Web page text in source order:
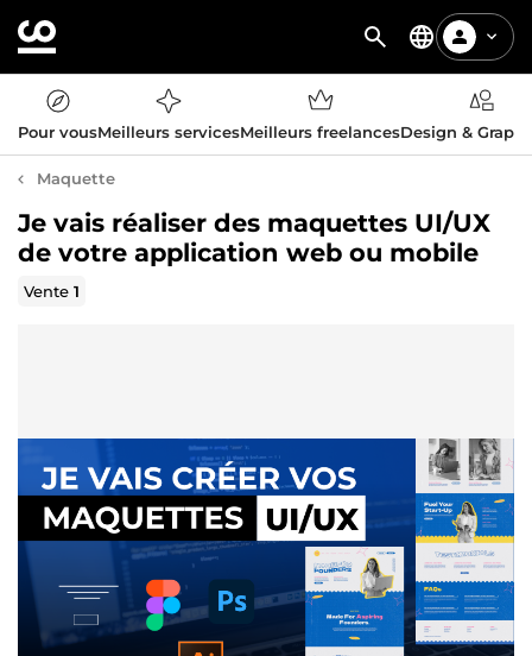
Pour vousMeilleurs servicesMeilleurs freelancesDesign &
Maquette
Je vais réaliser des maquettes UI/UX
de votre application web ou mobile
Vente1